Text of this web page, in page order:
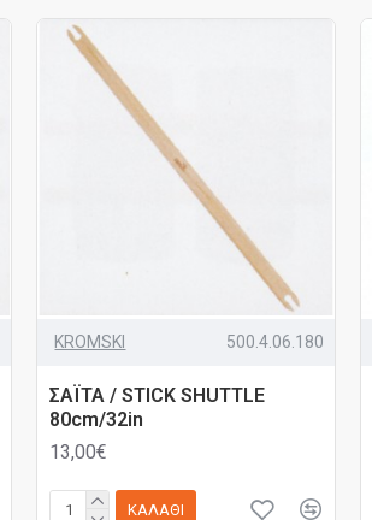
KROMSKI 500.4.06.180
ΣΑΪΤΑ / STICK SHUTTLE
80cm/32in
13,00€
ΚΑΛΆΘΙ